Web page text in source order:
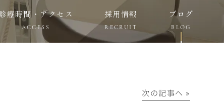
療時間・アクセス
ACCESS
採用情報
RECRUIT
ブログ
BLOG
次の記事へ »